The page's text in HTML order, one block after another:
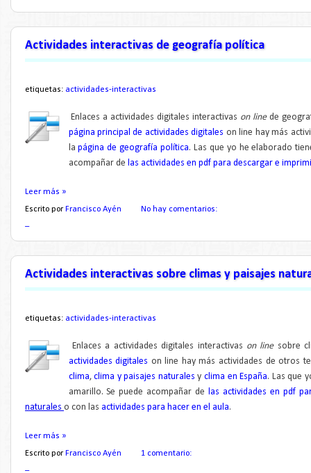
Actividades interactivas de geografía política
etiquetas: actividades-interactivas
Enlaces a actividades digitales interactivas on linede
página principal de actividades digitales on line hay más
lapágina de geografía política. Las que yo he elaborado
acompañar de
las actividades en pdf para descargar e
Leer más »
Escrito por Francisco Ayén
No hay comentarios:
Actividades interactivas sobre climas y paisajes
etiquetas: actividades-interactivas
Enlaces a actividades digitales interactivas on linesobre
actividades digitales on line hay más actividades de otros
clima,clima y paisajes naturales y clima en España. Las que
amarillo. Se puede acompañar de
las actividades en pdf
naturales o con las actividades para hacer en el aula.
Leer más »
Escrito por Francisco Ayén
1 comentario: